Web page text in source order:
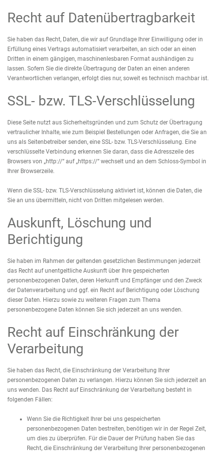
Recht auf Datenübertragbarkeit
Sie haben das Recht, Daten, die wir auf Grundlage Ihrer Einwilligung oder in
Erfüllung eines Vertrags automatisiert verarbeiten, an sich oder an einen
Dritten in einem gängigen, maschinenlesbaren Format aushändigen zu
lassen. Sofern Sie die direkte Übertragung der Daten an einen anderen
Verantwortlichen verlangen, erfolgt dies nur, soweit es technisch machbar ist.
SSL- bzw. TLS-Verschlüsselung
Diese Seite nutzt aus Sicherheitsgründen und zum Schutz der Übertragung
vertraulicher Inhalte, wie zum Beispiel Bestellungen oder Anfragen, die Sie an
uns als Seitenbetreiber senden, eine SSL- bzw. TLS-Verschlüsselung. Eine
verschlüsselte Verbindung erkennen Sie daran, dass die Adresszeile des
Browsers von „http://“ auf „https://“ wechselt und an dem Schloss-Symbol in
Ihrer Browserzeile.
Wenn die SSL- bzw. TLS-Verschlüsselung aktiviert ist, können die Daten, die
Sie an uns übermitteln, nicht von Dritten mitgelesen werden.
Auskunft, Löschung und
Berichtigung
Sie haben im Rahmen der geltenden gesetzlichen Bestimmungen jederzeit
das Recht auf unentgeltliche Auskunft über Ihre gespeicherten
personenbezogenen Daten, deren Herkunft und Empfänger und den Zweck
der Datenverarbeitung und ggf. ein Recht auf Berichtigung oder Löschung
dieser Daten. Hierzu sowie zu weiteren Fragen zum Thema
personenbezogene Daten können Sie sich jederzeit an uns wenden.
Recht auf Einschränkung der
Verarbeitung
Sie haben das Recht, die Einschränkung der Verarbeitung Ihrer
personenbezogenen Daten zu verlangen. Hierzu können Sie sich jederzeit an
uns wenden. Das Recht auf Einschränkung der Verarbeitung besteht in
folgenden Fällen:
Wenn Sie die Richtigkeit Ihrer bei uns gespeicherten
personenbezogenen Daten bestreiten, benötigen wir in der Regel Zeit,
um dies zu überprüfen. Für die Dauer der Prüfung haben Sie das
Recht, die Einschränkung der Verarbeitung Ihrer personenbezogenen